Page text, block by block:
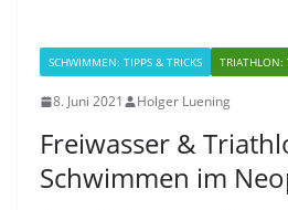
SCHWIMMEN: TIPPS & TRICKS TRIATHLON:
8. Juni 2021 Holger Luening
Freiwasser &
Schwimmen im